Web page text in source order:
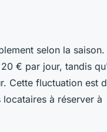
selon la saison.
€ par jour, tandis
Cette fluctuation est
à réserver à